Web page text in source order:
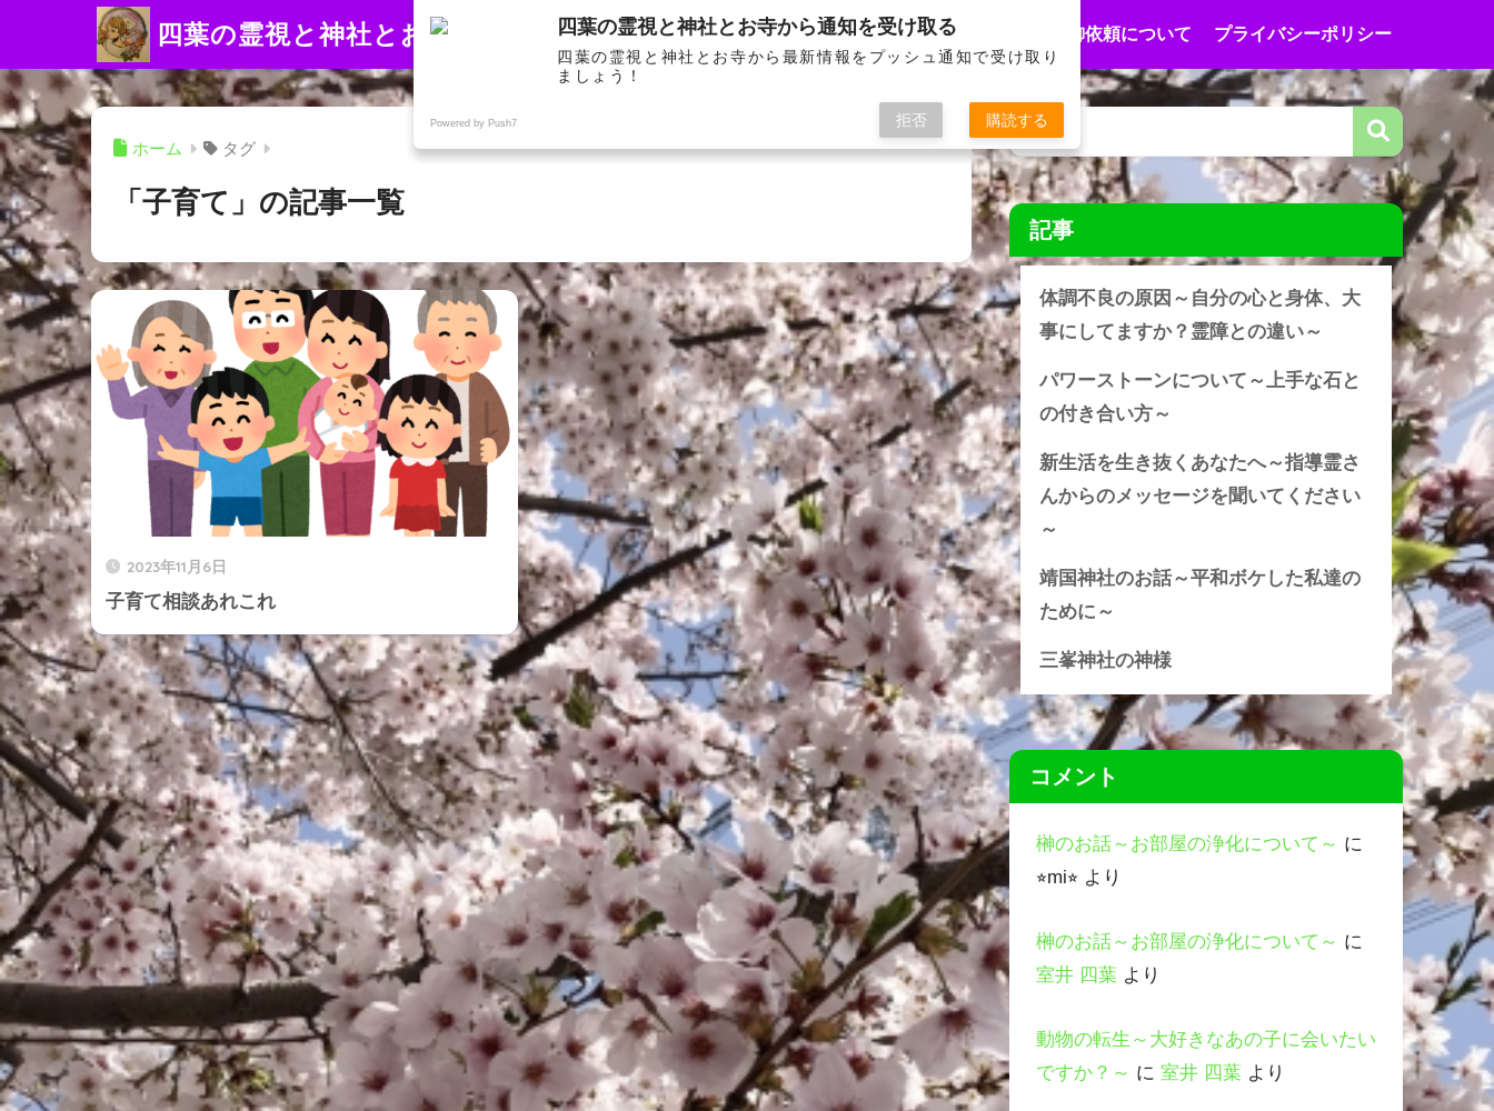
四葉の霊視と神社とお寺 お問い合わせ 御依頼について プライバシーポリシー
ホーム タグ
「子育て」の記事一覧
2023年11月6日
子育て相談あれこれ
記事
体調不良の原因～自分の心と身体、大
事にしてますか？霊障との違い～
パワーストーンについて～上手な石と
の付き合い方～
新生活を生き抜くあなたへ～指導霊さ
んからのメッセージを聞いてください
～
靖国神社のお話～平和ボケした私達の
ために～
三峯神社の神様
コメント
榊のお話～お部屋の浄化について～ に
⭐︎mi⭐︎ より
榊のお話～お部屋の浄化について～ に
室井 四葉 より
動物の転生～大好きなあの子に会いたい
ですか？～ に 室井 四葉 より
四葉の霊視と神社とお寺から通知を受け取る
四葉の霊視と神社とお寺から最新情報をプッシュ通知で受け取り
ましょう！
Powered by Push7 拒否 購読する